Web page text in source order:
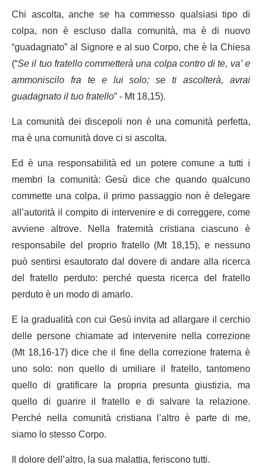
Chi ascolta, anche se ha commesso qualsiasi tipo di
colpa, non è escluso dalla comunità, ma è di nuovo
“guadagnato” al Signore e al suo Corpo, che è la Chiesa
(“Se il tuo fratello commetterà una colpa contro di te, va’ e
ammoniscilo fra te e lui solo; se ti ascolterà, avrai
guadagnato il tuo fratello” - Mt 18,15).
La comunità dei discepoli non è una comunità perfetta,
ma è una comunità dove ci si ascolta.
Ed è una responsabilità ed un potere comune a tutti i
membri la comunità: Gesù dice che quando qualcuno
commette una colpa, il primo passaggio non è delegare
all’autorità il compito di intervenire e di correggere, come
avviene altrove. Nella fraternità cristiana ciascuno è
responsabile del proprio fratello (Mt 18,15), e nessuno
può sentirsi esautorato dal dovere di andare alla ricerca
del fratello perduto: perché questa ricerca del fratello
perduto è un modo di amarlo.
E la gradualità con cui Gesù invita ad allargare il cerchio
delle persone chiamate ad intervenire nella correzione
(Mt 18,16-17) dice che il fine della correzione fraterna è
uno solo: non quello di umiliare il fratello, tantomeno
quello di gratificare la propria presunta giustizia, ma
quello di guarire il fratello e di salvare la relazione.
Perché nella comunità cristiana l’altro è parte di me,
siamo lo stesso Corpo.
Il dolore dell’altro, la sua malattia, feriscono tutti.